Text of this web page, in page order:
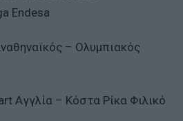
Endesa
– Ολυμπιακός
Αγγλία – Κόστα Ρίκα Φιλικό